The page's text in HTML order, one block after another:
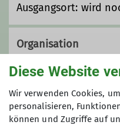
Ausgangsort: wird
Organisation
Birgit Gemünd
Diese Website
Wir verwenden Cookies,
personalisieren,
können und Zugriffe auf